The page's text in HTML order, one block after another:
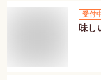
受付
味し